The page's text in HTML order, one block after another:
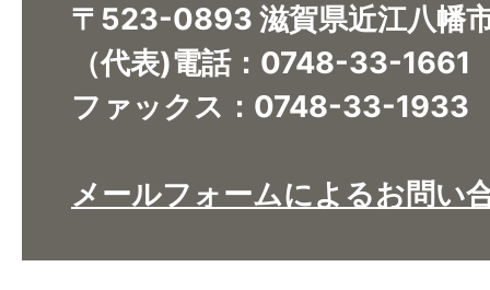
〒523-0893 滋賀県近江八幡
（代表)電話：0748-33-1661
ファックス：0748-33-1933
メールフォームによるお問い